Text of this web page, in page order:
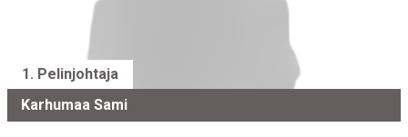
1. Pelinjohtaja
Karhumaa Sami